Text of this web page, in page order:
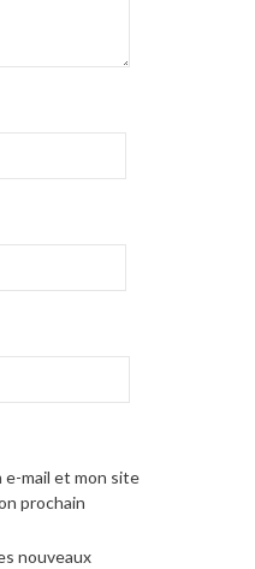
e-mail et mon site
prochain
nouveaux